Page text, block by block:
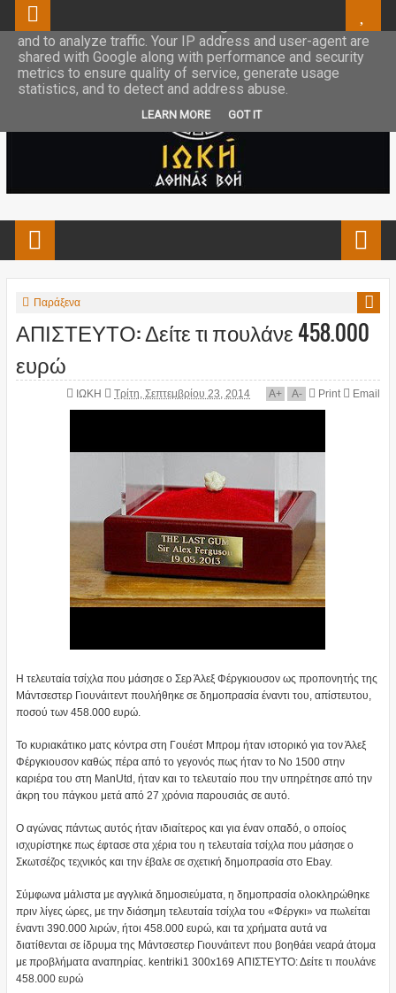
Παράξενα
ΑΠΙΣΤΕΥΤΟ: Δείτε τι πουλάνε 458.000
ευρώ
ΙΩΚΗ Τρίτη, Σεπτεμβρίου 23, 2014 A+ A- Print Email
Η τελευταία τσίχλα που μάσησε ο Σερ Άλεξ Φέργκιουσον ως προπονητής της
Μάντσεστερ Γιουνάιτεντ πουλήθηκε σε δημοπρασία έναντι του, απίστευτου,
ποσού των 458.000 ευρώ.
Το κυριακάτικο ματς κόντρα στη Γουέστ Μπρομ ήταν ιστορικό για τον Άλεξ
Φέργκιουσον καθώς πέρα από το γεγονός πως ήταν το Νο 1500 στην
καριέρα του στη ManUtd, ήταν και το τελευταίο που την υπηρέτησε από την
άκρη του πάγκου μετά από 27 χρόνια παρουσιάς σε αυτό.
Ο αγώνας πάντως αυτός ήταν ιδιαίτερος και για έναν οπαδό, ο οποίος
ισχυρίστηκε πως έφτασε στα χέρια του η τελευταία τσίχλα που μάσησε ο
Σκωτσέζος τεχνικός και την έβαλε σε σχετική δημοπρασία στο Ebay.
Σύμφωνα μάλιστα με αγγλικά δημοσιεύματα, η δημοπρασία ολοκληρώθηκε
πριν λίγες ώρες, με την διάσημη τελευταία τσίχλα του «Φέργκι» να πωλείται
έναντι 390.000 λιρών, ήτοι 458.000 ευρώ, και τα χρήματα αυτά να
διατίθενται σε ίδρυμα της Μάντσεστερ Γιουνάιτεντ που βοηθάει νεαρά άτομα
με προβλήματα αναπηρίας. kentriki1 300x169 ΑΠΙΣΤΕΥΤΟ: Δείτε τι πουλάνε
458.000 ευρώ
This site uses cookies from Google to deliver its services
and to analyze traffic. Your IP address and user-agent are
shared with Google along with performance and security
metrics to ensure quality of service, generate usage
statistics, and to detect and address abuse.
LEARN MORE GOT IT